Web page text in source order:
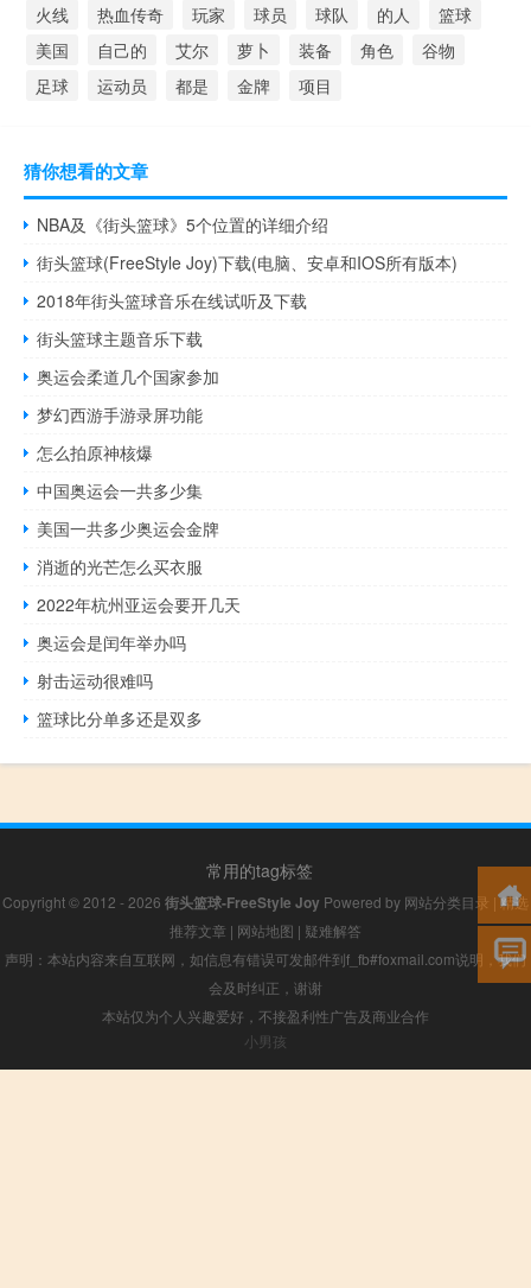
火线
热血传奇 玩家 球员 球队 的人
篮球
美国
自己的 艾尔 萝卜 装备 角色
谷物
足球
运动员 都是 金牌 项目
猜你想看的文章
NBA及《街头篮球》5个位置的详细介绍
街头篮球(FreeStyle Joy)下载(电脑、安卓和IOS所有版本)
2018年街头篮球音乐在线试听及下载
街头篮球主题音乐下载
奥运会柔道几个国家参加
梦幻西游手游录屏功能
怎么拍原神核爆
中国奥运会一共多少集
美国一共多少奥运会金牌
消逝的光芒怎么买衣服
2022年杭州亚运会要开几天
奥运会是闰年举办吗
射击运动很难吗
篮球比分单多还是双多
常用的tag标签
Copyright © 2012 - 2026 街头篮球-FreeStyle Joy Powered by 网站分类目录 |精选
推荐文章 | 网站地图 | 疑难解答
声明：本站内容来自互联网，如信息有错误可发邮件到f_fb#foxmail.com说明，我们
会及时纠正，谢谢
本站仅为个人兴趣爱好，不接盈利性广告及商业合作
小男孩